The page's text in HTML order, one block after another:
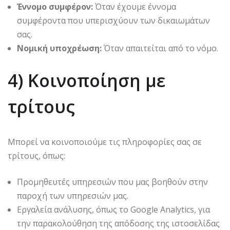
Έννομο συμφέρον:Όταν έχουμε έννομα
συμφέροντα που υπερισχύουν των δικαιωμάτων
σας.
Νομική υποχρέωση:Όταν απαιτείται από το νόμο.
4) Κοινοποίηση με
τρίτους
Μπορεί να κοινοποιούμε τις πληροφορίες σας σε
τρίτους, όπως:
Προμηθευτές υπηρεσιών που μας βοηθούν στην
παροχή των υπηρεσιών μας.
Εργαλεία ανάλυσης, όπως το Google Analytics, για
την παρακολούθηση της απόδοσης της ιστοσελίδας